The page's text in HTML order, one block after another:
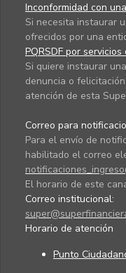
Inconformidad con
Si necesita instaurar
ofrecidos por una
PQRSDF por servicios
Si quiere instaurar
denuncia o
atención de esta
Correo para
Para el envío de
habilitado el correo
El horario de este
Correo institucional:
Horario de atención
Punto